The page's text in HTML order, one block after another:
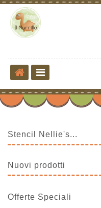
Stencil Nellie's...
Nuovi prodotti
Offerte Speciali